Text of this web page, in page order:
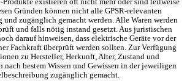
Produkte existieren oft nicht mehr oder sind teilweise
Gründen können nicht alle GPSR-relevanten
zugänglich gemacht werden. Alle Waren werden
und falls nötig instand gesetzt. Aus juristischen
darauf hinweisen, dass elektrische Geräte vor der
Fachkraft überprüft werden sollten. Zur Verfügung
zu Hersteller, Herkunft, Alter, Zustand und
nach bestem Wissen und Gewissen in der jeweiligen
zugänglich gemacht.